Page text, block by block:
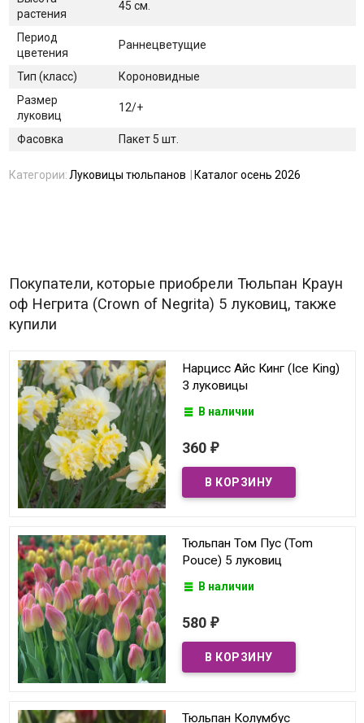
растения
45 см.
Период
цветения
Раннецветущие
Тип (класс)
Короновидные
Размер
луковиц
12/+
Фасовка Пакет 5 шт.
Категории:Луковицы тюльпанов Каталог осень 2026
Покупатели, которые приобрели Тюльпан Краун
оф Негрита (Crown of Negrita) 5 луковиц, также
купили
Нарцисс Айс Кинг (Ice King)
3 луковицы
В наличии
360 ₽
Тюльпан Том Пус (Tom
Pouce) 5 луковиц
В наличии
580 ₽
Тюльпан Колумбус